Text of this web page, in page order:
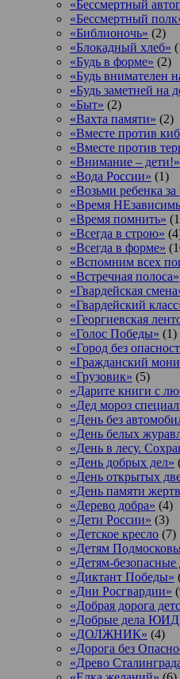
«Бессмертный
«Бессмертный
«Библионочь» (2)
«Блокадный хлеб»
«Будь в форме» (2)
«Будь внимателен
«Будь заметней на
«Быт» (2)
«Вахта памяти» (2)
«Вместе против
«Вместе против
«Внимание – дети!»
«Вода России» (1)
«Возьми ребенка за
«Время
«Время помнить»
«Всегда в строю»
«Всегда в форме»
«Вспомним всех
«Встречная полоса»
«Гвардейская
«Гвардейский
«Георгиевская
«Голос Победы» (1)
«Город без
«Гражданский
«Грузовик» (5)
«Дарите книги с
«Дед мороз
«День без
«День белых
«День в лесу.
«День добрых дел»
«День открытых
«День памяти
«Дерево добра» (4)
«Дети России» (3)
«Детское кресло (7)
«Детям
«Детям-безопасные
«Диктант Победы»
«Дни Росгвардии»
«Добрая дорога
«Добрые дела
«ДОЛЖНИК» (4)
«Дорога без
«Древо